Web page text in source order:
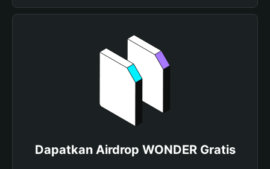
Dapatkan Airdrop WONDER Gratis